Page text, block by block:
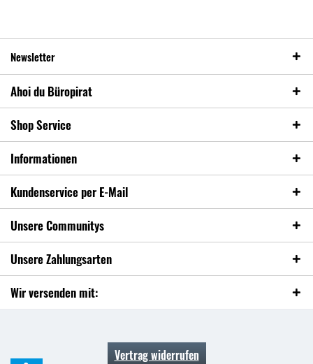
Newsletter
Ahoi du Büropirat
Shop Service
Informationen
Kundenservice per E-Mail
Unsere Communitys
Unsere Zahlungsarten
Wir versenden mit:
Vertrag widerrufen